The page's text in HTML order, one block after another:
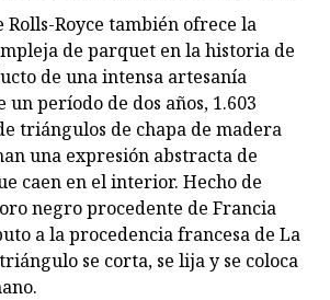
Royce también ofrece la
de parquet en la historia de
de una intensa artesanía
período de dos años, 1.603
triángulos de chapa de madera
una expresión abstracta de
caen en el interior. Hecho de
negro procedente de Francia
a la procedencia francesa de La
se corta, se lija y se coloca